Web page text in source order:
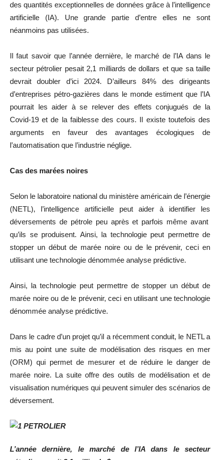
des quantités exceptionnelles de données grâce à l’intelligence
artificielle (IA). Une grande partie d’entre elles ne sont
néanmoins pas utilisées.
Il faut savoir que l’année dernière, le marché de l’IA dans le
secteur pétrolier pesait 2,1 milliards de dollars et que sa taille
devrait doubler d’ici 2024. D’ailleurs 84% des dirigeants
d’entreprises pétro-gazières dans le monde estiment que l’IA
pourrait les aider à se relever des effets conjugués de la
Covid-19 et de la faiblesse des cours. Il existe toutefois des
arguments en faveur des avantages écologiques de
l’automatisation que l’industrie néglige.
Cas des marées noires
Selon le laboratoire national du ministère américain de l’énergie
(NETL), l’intelligence artificielle peut aider à identifier les
déversements de pétrole peu après et parfois même avant
qu’ils se produisent. Ainsi, la technologie peut permettre de
stopper un début de marée noire ou de le prévenir, ceci en
utilisant une technologie dénommée analyse prédictive.
Ainsi, la technologie peut permettre de stopper un début de
marée noire ou de le prévenir, ceci en utilisant une technologie
dénommée analyse prédictive.
Dans le cadre d’un projet qu’il a récemment conduit, le NETL a
mis au point une suite de modélisation des risques en mer
(ORM) qui permet de mesurer et de réduire le danger de
marée noire. La suite offre des outils de modélisation et de
visualisation numériques qui peuvent simuler des scénarios de
déversement.
L’année dernière, le marché de l’IA dans le secteur